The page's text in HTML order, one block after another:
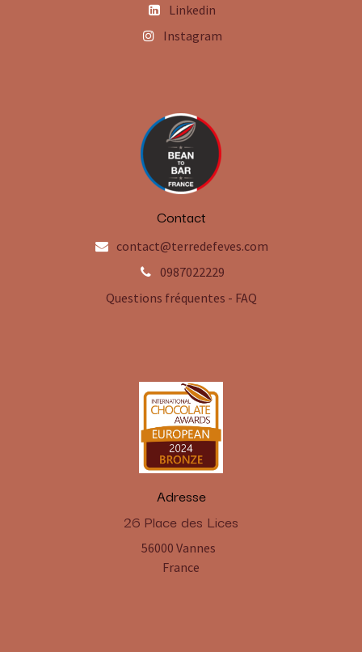
Linkedin
Instagram
Contact
contact@terredefeves.com
0987022229
Questions fréquentes - FAQ
Adresse
​26 Place des Lices
56000 Vannes
France